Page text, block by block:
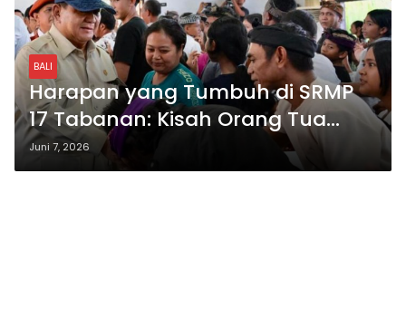
BALI
Harapan yang Tumbuh di SRMP
17 Tabanan: Kisah Orang Tua
Menyambut Masa Depan Anak
Juni 7, 2026